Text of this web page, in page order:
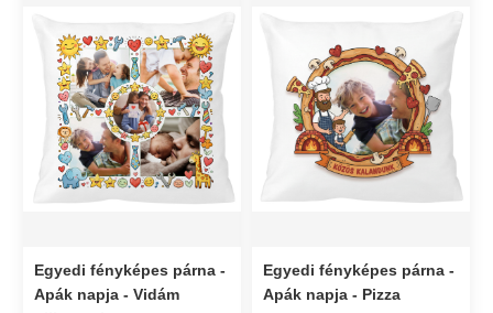
Egyedi fényképes párna -
Apák napja - Vidám
Egyedi fényképes párna -
Apák napja - Pizza